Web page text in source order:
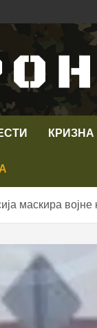
маскира